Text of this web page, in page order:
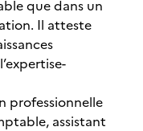
que dans un
Il atteste
professionnelle
assistant